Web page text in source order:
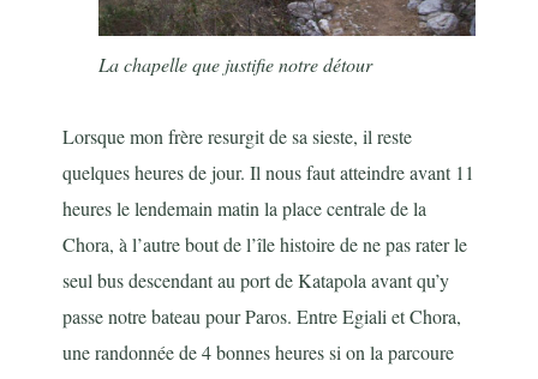
La chapelle que justifie notre détour
Lorsque mon frère resurgit de sa sieste, il reste
quelques heures de jour. Il nous faut atteindre avant 11
heures le lendemain matin la place centrale de la
Chora, à l’autre bout de l’île histoire de ne pas rater le
seul bus descendant au port de Katapola avant qu’y
passe notre bateau pour Paros. Entre Egiali et Chora,
une randonnée de 4 bonnes heures si on la parcoure